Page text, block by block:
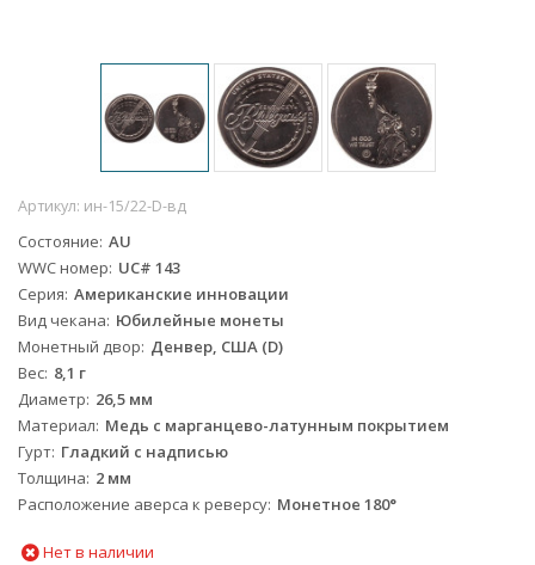
Артикул: ин-15/22-D-вд
Состояние AU
WWC номер UC# 143
Серия Американские инновации
Вид чекана Юбилейные монеты
Монетный двор Денвер, США (D)
Вес 8,1 г
Диаметр 26,5 мм
Материал Медь с марганцево-латунным покрытием
Гурт Гладкий с надписью
Толщина 2 мм
Расположение аверса к реверсу Монетное 180°
Нет в наличии